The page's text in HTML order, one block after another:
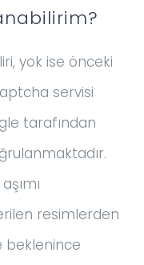
yok ise önceki
servisi
tarafından
resimlerden
beklenince